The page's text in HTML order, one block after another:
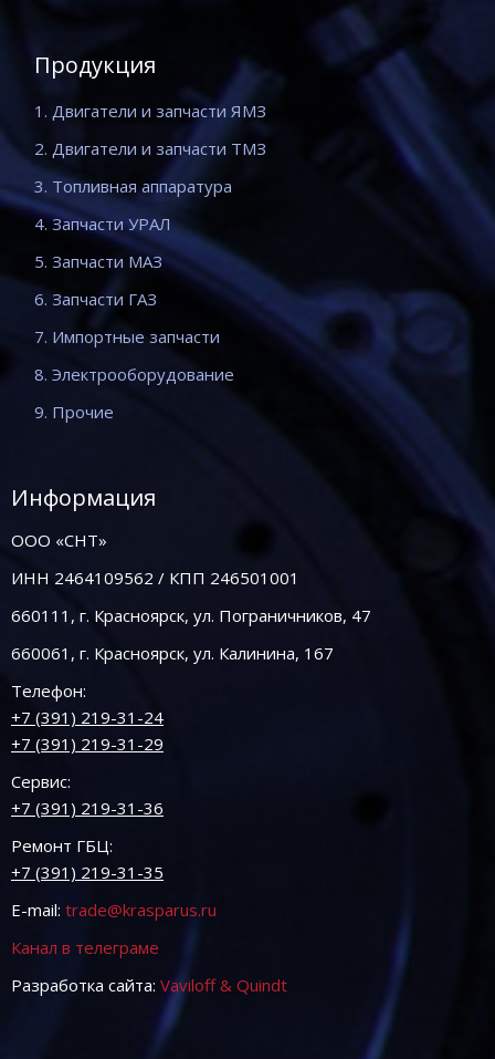
Продукция
1. Двигатели и запчасти ЯМЗ
2. Двигатели и запчасти ТМЗ
3. Топливная аппаратура
4. Запчасти УРАЛ
5. Запчасти МАЗ
6. Запчасти ГАЗ
7. Импортные запчасти
8. Электрооборудование
9. Прочие
Информация
ООО «СНТ»
ИНН 2464109562 / КПП 246501001
660111, г. Красноярск, ул. Пограничников, 47
660061, г. Красноярск, ул. Калинина, 167
Телефон:
+7 (391) 219-31-24
+7 (391) 219-31-29
Сервис:
+7 (391) 219-31-36
Ремонт ГБЦ:
+7 (391) 219-31-35
E-mail: trade@krasparus.ru
Канал в телеграме
Разработка сайта: Vaviloff & Quindt